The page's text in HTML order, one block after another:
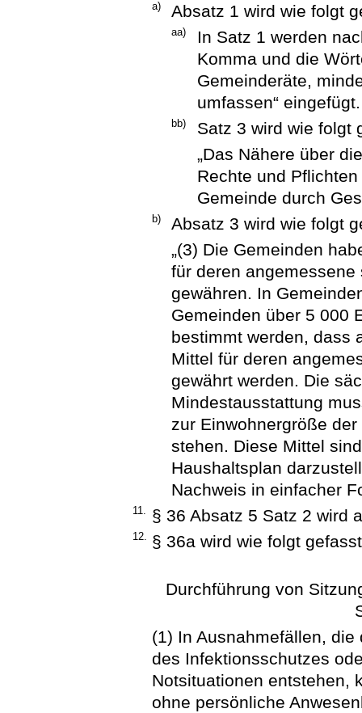
a) Absatz 1 wird wie folgt
aa)
In Satz 1 werden
Komma und die
Gemeinderäte,
umfassen“ eingefügt.
bb)
Satz 3 wird wie folgt
„Das Nähere über
Rechte und
Gemeinde durch
b)
Absatz 3 wird wie folgt
„(3) Die Gemeinden
für deren
gewähren. In
Gemeinden über 5 000
bestimmt werden, dass
Mittel für deren
gewährt werden. Die
Mindestausstattung
zur Einwohnergröße
stehen. Diese Mittel
Haushaltsplan
Nachweis in einfacher
11. § 36 Absatz 5 Satz 2 wird
12. § 36a wird wie folgt
Durchführung von
(1) In Ausnahmefällen,
des Infektionsschutzes
Notsituationen entstehen,
ohne persönliche